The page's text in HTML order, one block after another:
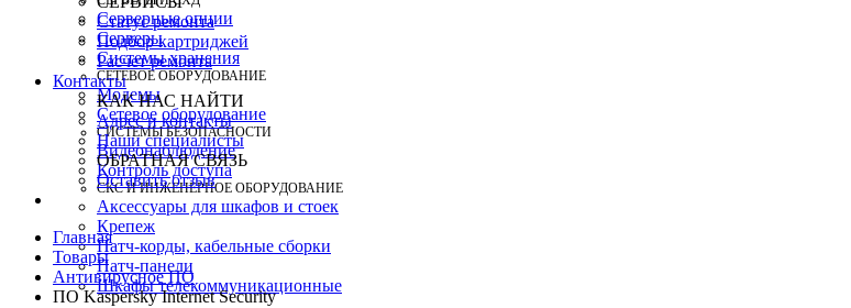
Серверные опции
Серверы
Системы хранения
СЕТЕВОЕ ОБОРУДОВАНИЕ
Модемы
Сетевое оборудование
СИСТЕМЫ БЕЗОПАСНОСТИ
Видеонаблюдение
Контроль доступа
СКС И ИНЖЕНЕРНОЕ ОБОРУДОВАНИЕ
Аксессуары для шкафов и стоек
Крепеж
Патч-корды, кабельные сборки
Патч-панели
Шкафы телекоммуникационные
Статус ремонта
Подбор картриджей
Расчет ремонта
Контакты
КАК НАС НАЙТИ
Адрес и контакты
Наши специалисты
ОБРАТНАЯ СВЯЗЬ
Оставить отзыв
Главная
Товары
Антивирусное ПО
ПО Kaspersky Internet Security